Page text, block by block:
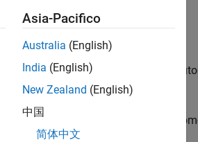
di ottimizzazione vuota per il
utilizzando uno o più
Asia-Pacifico
Australia (English)
India (English)
New Zealand (English)
中国
简体中文